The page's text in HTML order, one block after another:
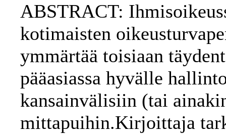
ABSTRACT:
kotimaisten
ymmärtää toisiaan
pääasiassa hyvälle
kansainvälisiin (tai
mittapuihin.Kirjoittaja